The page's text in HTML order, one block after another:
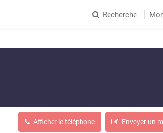
Recherche
Afficher le téléphone Envoyer un